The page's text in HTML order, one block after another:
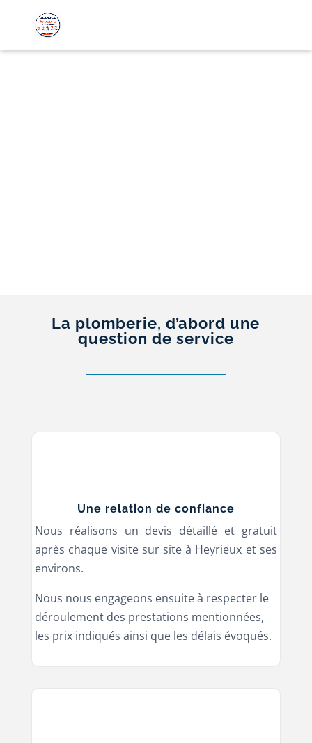
La plomberie, d’abord une
question de service
Une relation de confiance
Nous réalisons un devis détaillé et gratuit
après chaque visite sur site à Heyrieux et ses
environs.
Nous nous engageons ensuite à respecter le
déroulement des prestations mentionnées,
les prix indiqués ainsi que les délais évoqués.